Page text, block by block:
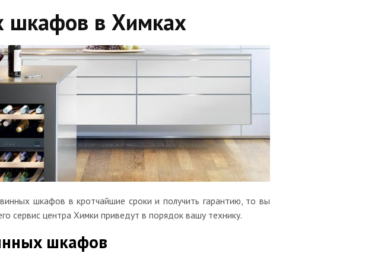
шкафов в Химках
шкафов в кротчайшие сроки и получить гарантию, то вы
сервис центра Химки приведут в порядок вашу технику.
шкафов